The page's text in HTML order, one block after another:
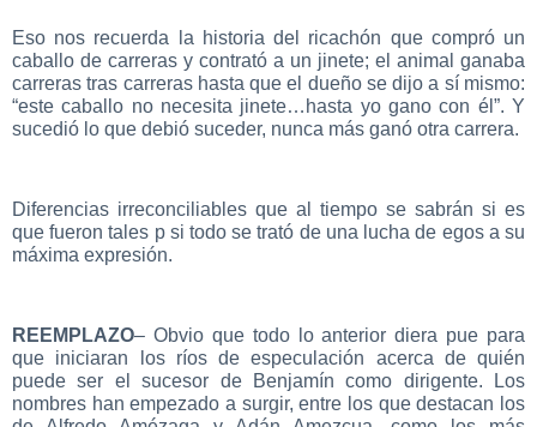
Eso nos recuerda la historia del ricachón que compró un
caballo de carreras y contrató a un jinete; el animal ganaba
carreras tras carreras hasta que el dueño se dijo a sí mismo:
“este caballo no necesita jinete…hasta yo gano con él”. Y
sucedió lo que debió suceder, nunca más ganó otra carrera.
Diferencias irreconciliables que al tiempo se sabrán si es
que fueron tales p si todo se trató de una lucha de egos a su
máxima expresión.
REEMPLAZO– Obvio que todo lo anterior diera pue para
que iniciaran los ríos de especulación acerca de quién
puede ser el sucesor de Benjamín como dirigente. Los
nombres han empezado a surgir, entre los que destacan los